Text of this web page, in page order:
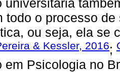
universitária
todo o processo
ou seja, ela se
& Kessler, 2016;
em Psicologia no